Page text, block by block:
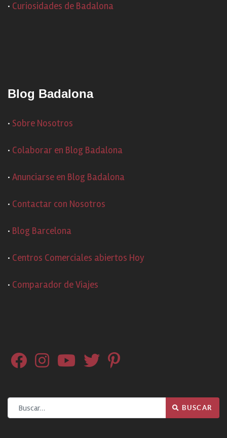
· Curiosidades de Badalona
Blog Badalona
· Sobre Nosotros
· Colaborar en Blog Badalona
· Anunciarse en Blog Badalona
· Contactar con Nosotros
· Blog Barcelona
· Centros Comerciales abiertos Hoy
· Comparador de Viajes
Buscar BUSCAR